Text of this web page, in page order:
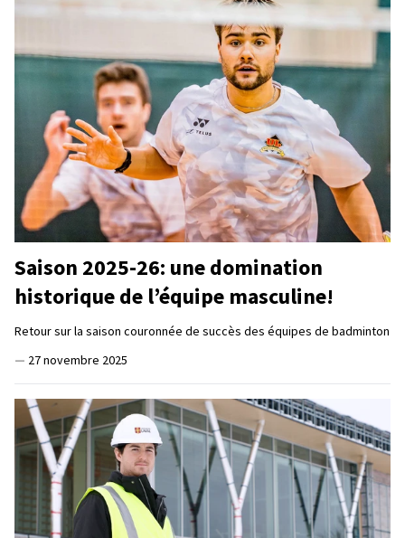
Saison 2025-26: une domination
historique de l’équipe masculine!
Retour sur la saison couronnée de succès des équipes de badminton
— 27 novembre 2025